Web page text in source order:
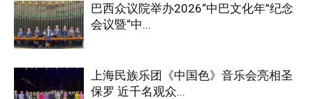
巴西众议院举办2026“中巴文化年”纪念
会议暨“中...
上海民族乐团《中国色》音乐会亮相圣
保罗 近千名观众...